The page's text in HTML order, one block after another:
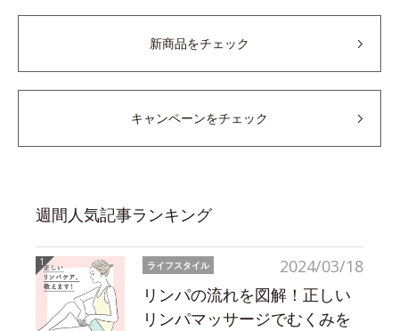
新商品をチェック
キャンペーンをチェック
週間人気記事ランキング
2024/03/18
ライフスタイル
リンパの流れを図解！正しい
リンパマッサージでむくみを